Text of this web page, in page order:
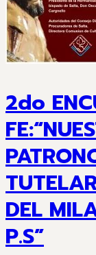
2do
DEL
P.S”